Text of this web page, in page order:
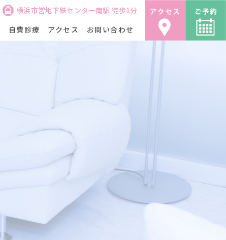
横浜市営地下鉄センター南駅 徒歩1分
自費診療 アクセス お問い合わせ